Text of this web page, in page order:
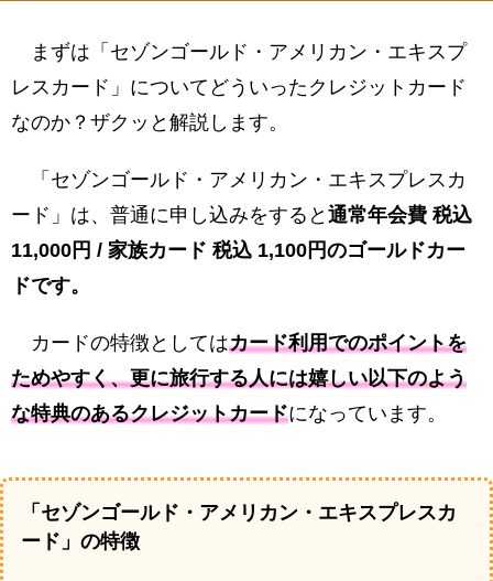
まずは「セゾンゴールド・アメリカン・エキスプ
レスカード」についてどういったクレジットカード
なのか？ザクッと解説します。
「セゾンゴールド・アメリカン・エキスプレスカ
ード」は、普通に申し込みをすると 通常年会費 税込
11,000円 / 家族カード 税込 1,100円のゴールドカー
ドです。
カードの特徴としてはカード利用でのポイントを
ためやすく、更に旅行する人には嬉しい以下のよう
な特典のあるクレジットカードになっています。
「セゾンゴールド・アメリカン・エキスプレスカ
ード」の特徴